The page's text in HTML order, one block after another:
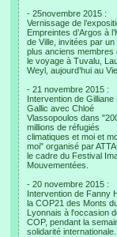
- 25novembre 2015 :
Vernissage de
Empreintes d’Argos à
de Ville, invitées par un
plus anciens membres
le voyage à Tuvalu,
Weyl, aujourd’hui au
- 21 novembre 2015 :
Intervention de Gilliane
Gallic avec Chloé
Vlassopoulos dans
millions de réfugiés
climatiques et moi et
moi" organisé par
le cadre du Festival
Mouvementées.
- 20 novembre 2015 :
Intervention de Fanny
la COP21 des Monts
Lyonnais à l'occasion
COP, pendant la
solidarité internationale.